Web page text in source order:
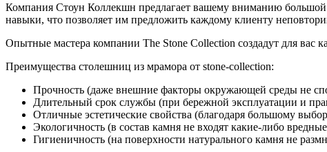
Компания Стоун Коллекшн предлагает вашему вниманию
навыки, что позволяет им предложить каждому клиенту
Опытные мастера компании The Stone Collection создадут для
Преимущества столешниц из мрамора от stone-collection:
Прочность (даже внешние факторы окружающей среды не
Длительный срок службы (при бережной эксплуатации и
Отличные эстетические свойства (благодаря большому
Экологичность (в состав камня не входят какие-либо
Гигиеничность (на поверхности натурального камня не